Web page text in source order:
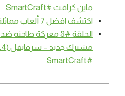
ماين كرافت #SmartCraft
اكتشف افضل 7 ألعاب مماثلة لماين كرافت
الحلقة #8 معركة
#SmartCraft